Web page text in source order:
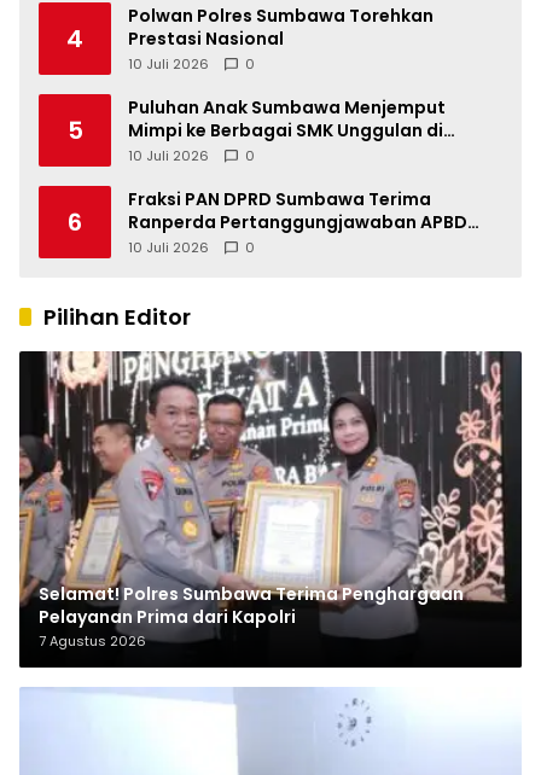
4
Polwan Polres Sumbawa Torehkan
Prestasi Nasional
10 Juli 2026 0
5
Puluhan Anak Sumbawa Menjemput
Mimpi ke Berbagai SMK Unggulan di
Indonesia
10 Juli 2026 0
6
Fraksi PAN DPRD Sumbawa Terima
Ranperda Pertanggungjawaban APBD
2025, Soroti SILPA Rp201,68 Miliar dan
10 Juli 2026 0
Pilihan Editor
Selamat! Polres Sumbawa Terima Penghargaan
Pelayanan Prima dari Kapolri
7 Agustus 2026